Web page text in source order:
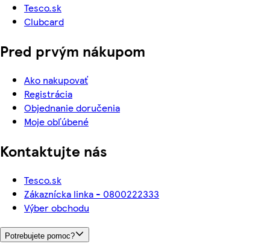
Tesco.sk
Clubcard
Pred prvým nákupom
Ako nakupovať
Registrácia
Objednanie doručenia
Moje obľúbené
Kontaktujte nás
Tesco.sk
Zákaznícka linka - 0800222333
Výber obchodu
Potrebujete pomoc?